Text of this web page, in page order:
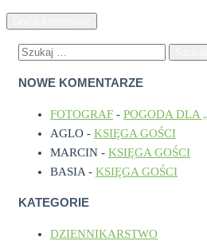
SZUKAJ:
NOWE KOMENTARZE
FOTOGRAF - POGODA DLA
AGLO - KSIĘGA GOŚCI
MARCIN - KSIĘGA GOŚCI
BASIA - KSIĘGA GOŚCI
KATEGORIE
DZIENNIKARSTWO